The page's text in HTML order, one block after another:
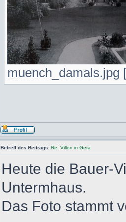
muench_damals.jpg
Betreff des Beitrags: Re: Villen in Gera
Heute die Bauer-
Untermhaus.
Das Foto stammt